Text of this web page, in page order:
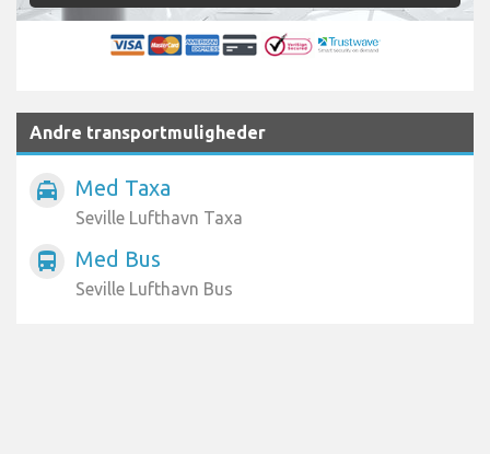
Andre transportmuligheder
local_taxi Med Taxa
Seville Lufthavn Taxa
directions_bus Med Bus
Seville Lufthavn Bus